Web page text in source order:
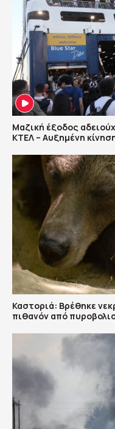
Μαζική έξοδος
ΚΤΕΛ – Αυξημένη
Καστοριά: Βρέθηκε
πιθανόν από